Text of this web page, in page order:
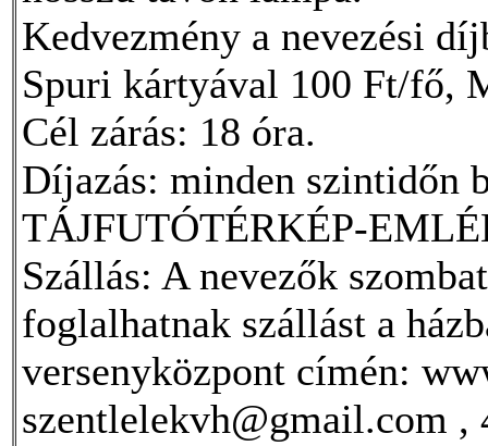
Kedvezmény a nevezési
Spuri kártyával 100 Ft/fő,
Cél zárás: 18 óra.
Díjazás: minden szintidőn
TÁJFUTÓTÉRKÉP-
Szállás: A nevezők
foglalhatnak szállást a
versenyközpont címén:
szentlelekvh@gmail.com ,